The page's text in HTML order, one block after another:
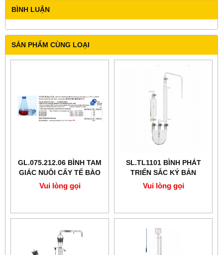
BÌNH LUẬN
SẢN PHẨM CÙNG LOẠI
GL.075.212.06 BÌNH TAM
GIÁC NUÔI CẤY TẾ BÀO
Vui lòng gọi
SL.TL1101 BÌNH PHÁT
TRIỂN SẮC KÝ BẢN
MỎNG TLC SCILAB
Vui lòng gọi